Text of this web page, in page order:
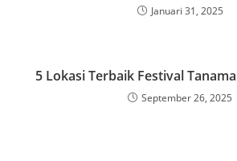
Januari 31, 2025
5 Lokasi Terbaik Festival
September 26, 2025